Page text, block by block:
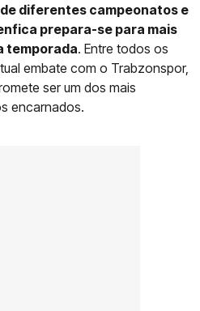
diferentes campeonatos e
prepara-se para mais
temporada. Entre todos os
embate com o Trabzonspor,
ser um dos mais
encarnados.